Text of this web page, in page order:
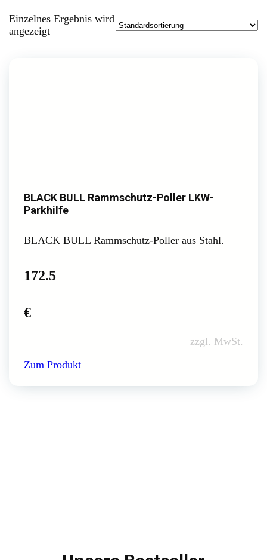
Einzelnes Ergebnis wird
angezeigt
BLACK BULL Rammschutz-Poller LKW-
Parkhilfe
BLACK BULL Rammschutz-Poller aus Stahl.
172.5
€
zzgl. MwSt.
Zum Produkt